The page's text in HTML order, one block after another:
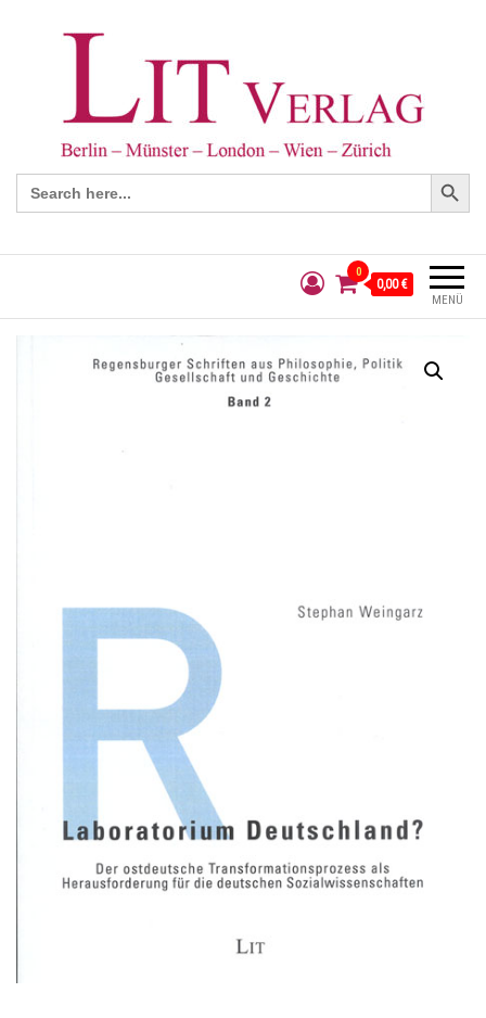
Search
for:
Search Button
MENÜ
0
0,00 €